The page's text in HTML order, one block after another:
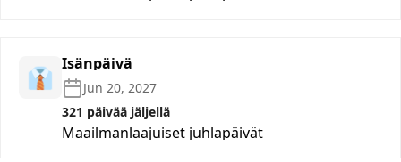
👔 Isänpäivä
Jun 20, 2027
321 päivää jäljellä
Maailmanlaajuiset juhlapäivät